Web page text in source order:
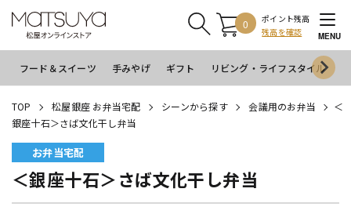
0
ポイント残高
残高を確認
MENU
フード＆スイーツ 手みやげ ギフト リビング・ライフスタイル
TOP 松屋銀座 お弁当宅配 シーンから探す 会議用のお弁当
＜
銀座十石＞さば文化干し弁当
お弁当宅配
＜銀座十石＞さば文化干し弁当